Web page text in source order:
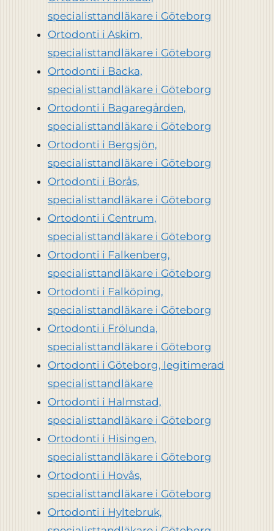
specialisttandläkare i Göteborg
Ortodonti i Askim,
specialisttandläkare i Göteborg
Ortodonti i Backa,
specialisttandläkare i Göteborg
Ortodonti i Bagaregården,
specialisttandläkare i Göteborg
Ortodonti i Bergsjön,
specialisttandläkare i Göteborg
Ortodonti i Borås,
specialisttandläkare i Göteborg
Ortodonti i Centrum,
specialisttandläkare i Göteborg
Ortodonti i Falkenberg,
specialisttandläkare i Göteborg
Ortodonti i Falköping,
specialisttandläkare i Göteborg
Ortodonti i Frölunda,
specialisttandläkare i Göteborg
Ortodonti i Göteborg, legitimerad
specialisttandläkare
Ortodonti i Halmstad,
specialisttandläkare i Göteborg
Ortodonti i Hisingen,
specialisttandläkare i Göteborg
Ortodonti i Hovås,
specialisttandläkare i Göteborg
Ortodonti i Hyltebruk,